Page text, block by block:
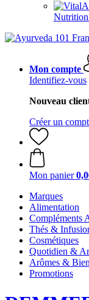
Mon compte
Identifiez-vous
Nouveau
Créer un
Mon panier
Marques
Alimentation
Compléments
Thés &
Cosmétiques
Quotidien &
Arômes &
Promotions